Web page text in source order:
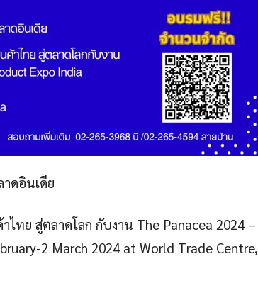
ดอินเดีย
ทย สู่ตลาดโลก กับงาน The Panacea 2024 –
2 March 2024 at World Trade Centre,